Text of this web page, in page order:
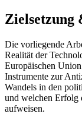
Zielsetzung
Die vorliegende
Realität der
Europäischen
Instrumente zur
Wandels in den
und welchen Erfolg
aufweisen.